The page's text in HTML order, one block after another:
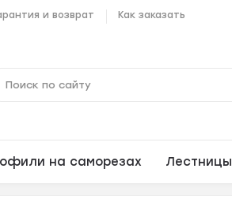
и возврат Как заказать
на саморезах Лестницы